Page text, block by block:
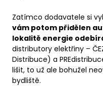
Zatímco dodavatele si
vám potom přidělen
lokalitě energie
distributory elektřiny –
Distribuce) a
lišit, to už ale bohužel
bydliště.